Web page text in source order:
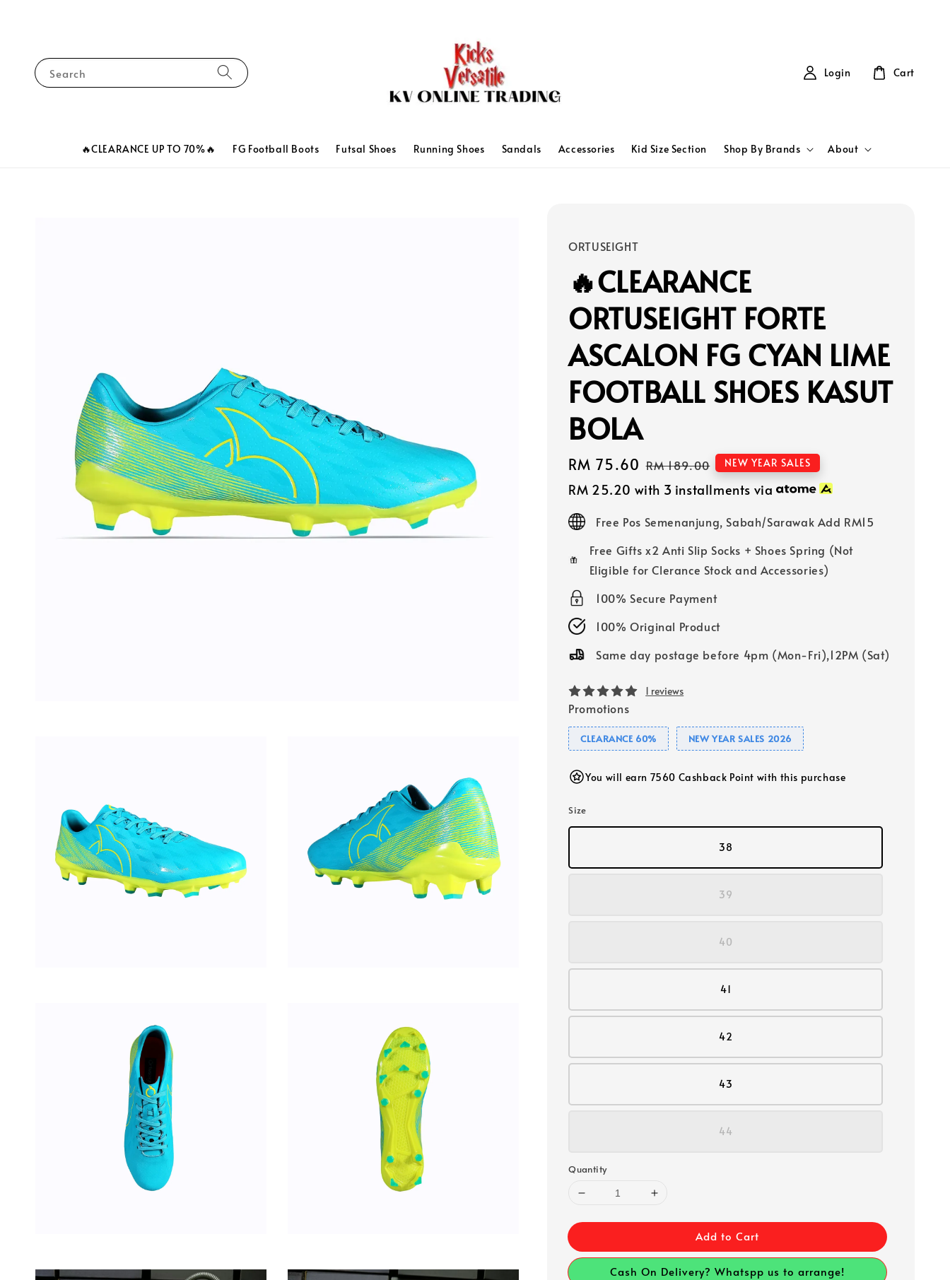
Search
🔥CLEARANCE UP TO 70%🔥 FG Football Boots Futsal Shoes Running Shoes Sandals Accessories Kid Size Section Shop By Brands About
Login Cart
ORTUSEIGHT
🔥CLEARANCE
ORTUSEIGHT FORTE
ASCALON FG CYAN LIME
FOOTBALL SHOES KASUT
BOLA
Sale
price
RM 75.60 Regular
price
RM 189.00 NEW YEAR SALES
RM 25.20 with 3 installments via
Free Pos Semenanjung, Sabah/Sarawak Add RM15
Free Gifts x2 Anti Slip Socks + Shoes Spring (Not
Eligible for Clerance Stock and Accessories)
100% Secure Payment
100% Original Product
Same day postage before 4pm (Mon-Fri),12PM (Sat)
1 reviews
Promotions
CLEARANCE 60% NEW YEAR SALES 2026
You will earn 7560 Cashback Point with this purchase
Size
38
39
40
41
42
43
44
Quantity
Add to Cart
Cash On Delivery? Whatspp us to arrange!